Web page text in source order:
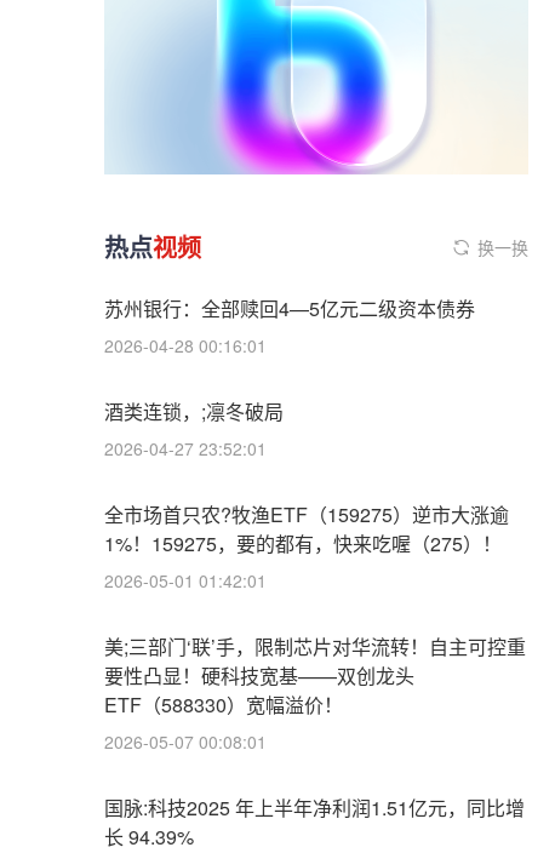
热点视频 换一换
苏州银行：全部赎回4—5亿元二级资本债券
2026-04-28 00:16:01
酒类连锁，;凛冬破局
2026-04-27 23:52:01
全市场首只农?牧渔ETF（159275）逆市大涨逾
1%！159275，要的都有，快来吃喔（275）！
2026-05-01 01:42:01
美;三部门‘联’手，限制芯片对华流转！自主可控重
要性凸显！硬科技宽基——双创龙头
ETF（588330）宽幅溢价！
2026-05-07 00:08:01
国脉:科技2025 年上半年净利润1.51亿元，同比增
长 94.39%